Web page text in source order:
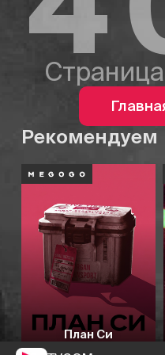
Рекомендуем
План Си